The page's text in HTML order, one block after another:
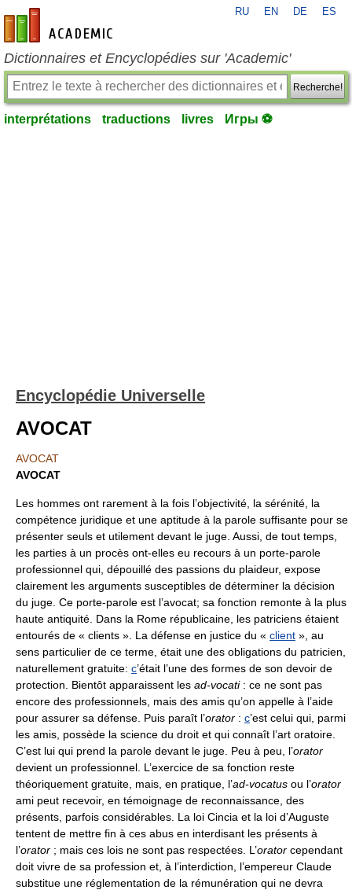
fr-academic.com
RU EN DE ES
Dictionnaires et Encyclopédies sur 'Academic'
Recherche!
interprétations traductions livres Игры ⚽
Encyclopédie Universelle
AVOCAT
AVOCAT
AVOCAT
Les hommes ont rarement à la fois l’objectivité, la sérénité, la
compétence juridique et une aptitude à la parole suffisante pour se
présenter seuls et utilement devant le juge. Aussi, de tout temps,
les parties à un procès ont-elles eu recours à un porte-parole
professionnel qui, dépouillé des passions du plaideur, expose
clairement les arguments susceptibles de déterminer la décision
du juge. Ce porte-parole est l’avocat; sa fonction remonte à la plus
haute antiquité. Dans la Rome républicaine, les patriciens étaient
entourés de « clients ». La défense en justice du « client », au
sens particulier de ce terme, était une des obligations du patricien,
naturellement gratuite: c’était l’une des formes de son devoir de
protection. Bientôt apparaissent les ad-vocati: ce ne sont pas
encore des professionnels, mais des amis qu’on appelle à l’aide
pour assurer sa défense. Puis paraît l’orator : c’est celui qui, parmi
les amis, possède la science du droit et qui connaît l’art oratoire.
C’est lui qui prend la parole devant le juge. Peu à peu, l’orator
devient un professionnel. L’exercice de sa fonction reste
théoriquement gratuite, mais, en pratique, l’ad-vocatus ou l’orator
ami peut recevoir, en témoignage de reconnaissance, des
présents, parfois considérables. La loi Cincia et la loi d’Auguste
tentent de mettre fin à ces abus en interdisant les présents à
l’orator ; mais ces lois ne sont pas respectées. L’orator cependant
doit vivre de sa profession et, à l’interdiction, l’empereur Claude
substitue une réglementation de la rémunération qui ne devra